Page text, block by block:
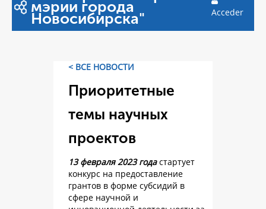
мэрии города
Новосибирска" Acceder
< ВСЕ НОВОСТИ
Приоритетные
темы научных
проектов
13 февраля 2023 годастартует
конкурс на предоставление
грантов в форме субсидий в
сфере научной и